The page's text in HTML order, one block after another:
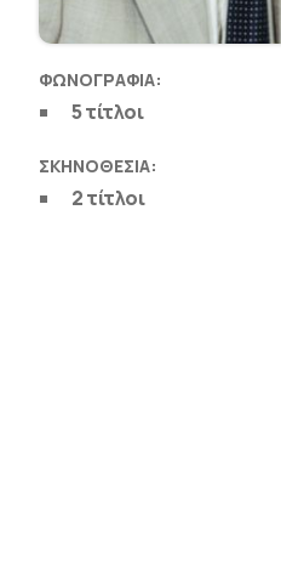
ΦΩΝΟΓΡΑΦΊΑ:
5 τίτλοι
ΣΚΗΝΟΘΕΣΊΑ:
2 τίτλοι